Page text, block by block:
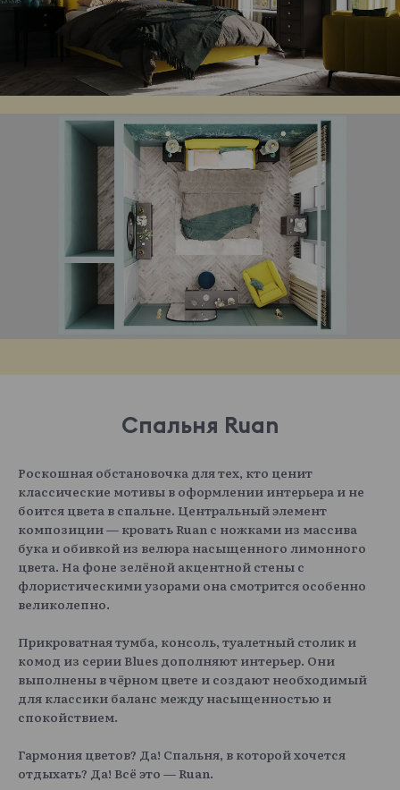
Спальня Ruan
Роскошная обстановочка для тех, кто ценит
классические мотивы в оформлении интерьера и не
боится цвета в спальне. Центральный элемент
композиции — кровать Ruan с ножками из массива
бука и обивкой из велюра насыщенного лимонного
цвета. На фоне зелёной акцентной стены с
флористическими узорами она смотрится особенно
великолепно.
Прикроватная тумба, консоль, туалетный столик и
комод из серии Blues дополняют интерьер. Они
выполнены в чёрном цвете и создают необходимый
для классики баланс между насыщенностью и
спокойствием.
Гармония цветов? Да! Спальня, в которой хочется
отдыхать? Да! Всё это — Ruan.